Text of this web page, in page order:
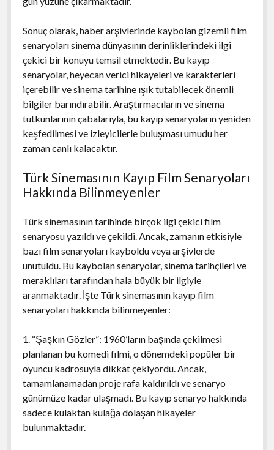
Sonuç olarak, haber arşivlerinde kaybolan gizemli film
senaryoları sinema dünyasının derinliklerindeki ilgi
çekici bir konuyu temsil etmektedir. Bu kayıp
senaryolar, heyecan verici hikayeleri ve karakterleri
içerebilir ve sinema tarihine ışık tutabilecek önemli
bilgiler barındırabilir. Araştırmacıların ve sinema
tutkunlarının çabalarıyla, bu kayıp senaryoların yeniden
keşfedilmesi ve izleyicilerle buluşması umudu her
zaman canlı kalacaktır.
Türk Sinemasının Kayıp Film Senaryoları
Hakkında Bilinmeyenler
Türk sinemasının tarihinde birçok ilgi çekici film
senaryosu yazıldı ve çekildi. Ancak, zamanın etkisiyle
bazı film senaryoları kayboldu veya arşivlerde
unutuldu. Bu kaybolan senaryolar, sinema tarihçileri ve
meraklıları tarafından hala büyük bir ilgiyle
aranmaktadır. İşte Türk sinemasının kayıp film
senaryoları hakkında bilinmeyenler:
1. “Şaşkın Gözler”: 1960’ların başında çekilmesi
planlanan bu komedi filmi, o dönemdeki popüler bir
oyuncu kadrosuyla dikkat çekiyordu. Ancak,
tamamlanamadan proje rafa kaldırıldı ve senaryo
günümüze kadar ulaşmadı. Bu kayıp senaryo hakkında
sadece kulaktan kulağa dolaşan hikayeler
bulunmaktadır.